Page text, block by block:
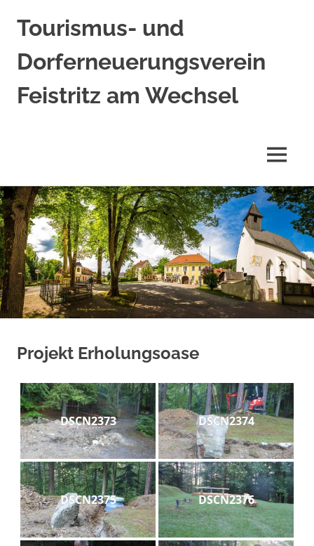
Zum
Inhalt
springen
Tourismus- und
Dorferneuerungsverein
Feistritz am Wechsel
MENÜ
Projekt Erholungsoase
DSCN2373 DSCN2374
DSCN2375 DSCN2376